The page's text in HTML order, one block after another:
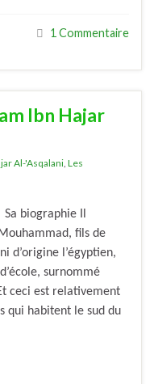
1 Commentaire
Ibn Hajar
Al-'Asqalani Les
biographie Il
fils de
d’origine l’égyptien,
surnommé
ceci est relativement
qui habitent le sud du